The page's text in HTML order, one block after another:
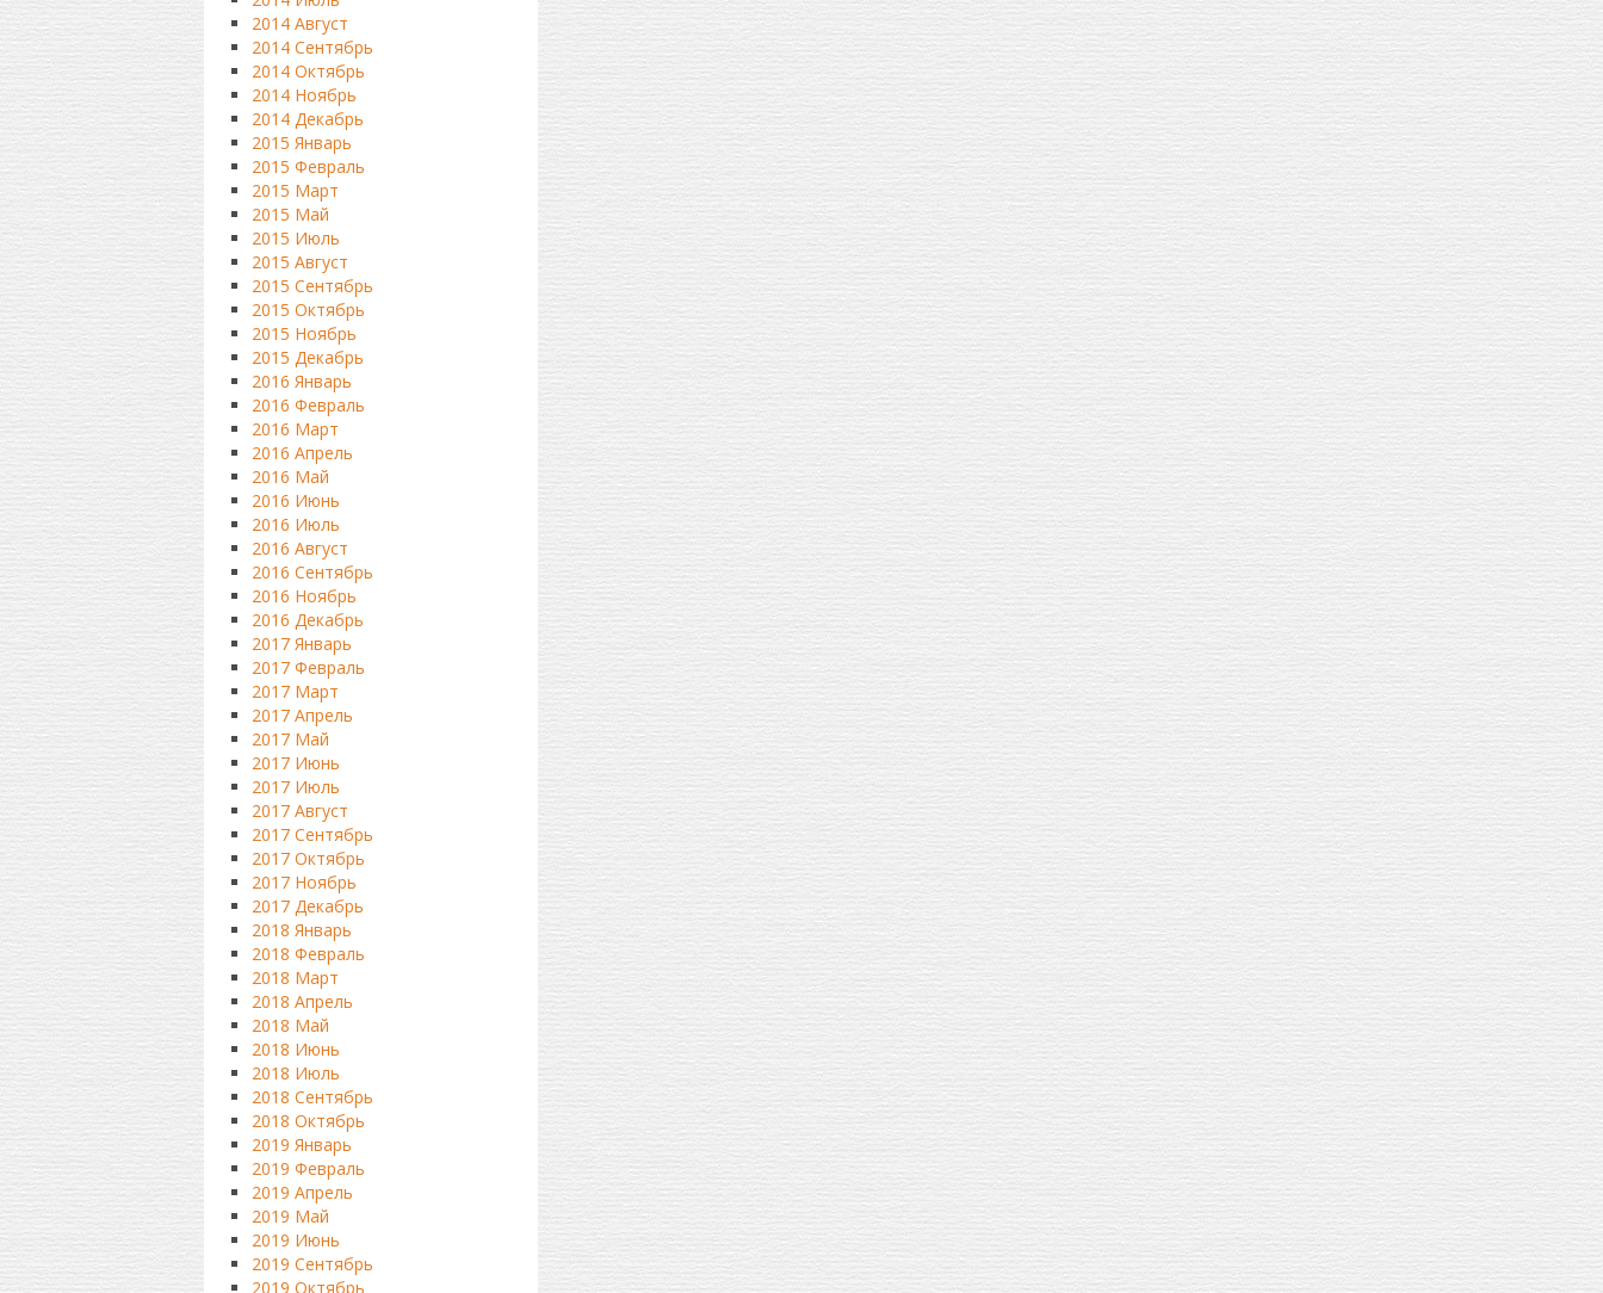
2014 Август
2014 Сентябрь
2014 Октябрь
2014 Ноябрь
2014 Декабрь
2015 Январь
2015 Февраль
2015 Март
2015 Май
2015 Июль
2015 Август
2015 Сентябрь
2015 Октябрь
2015 Ноябрь
2015 Декабрь
2016 Январь
2016 Февраль
2016 Март
2016 Апрель
2016 Май
2016 Июнь
2016 Июль
2016 Август
2016 Сентябрь
2016 Ноябрь
2016 Декабрь
2017 Январь
2017 Февраль
2017 Март
2017 Апрель
2017 Май
2017 Июнь
2017 Июль
2017 Август
2017 Сентябрь
2017 Октябрь
2017 Ноябрь
2017 Декабрь
2018 Январь
2018 Февраль
2018 Март
2018 Апрель
2018 Май
2018 Июнь
2018 Июль
2018 Сентябрь
2018 Октябрь
2019 Январь
2019 Февраль
2019 Апрель
2019 Май
2019 Июнь
2019 Сентябрь
2019 Октябрь